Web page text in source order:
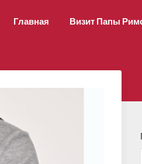
Главная Визит Папы